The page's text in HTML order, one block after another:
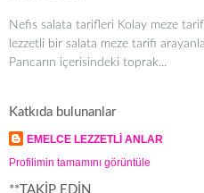
Nefis salata tarifleri Kolay meze
lezzetli bir salata meze tarifi
Pancarın içerisindeki toprak...
Katkıda bulunanlar
EMELCE LEZZETLİ ANLAR
Profilimin tamamını görüntüle
**TAKİP EDİN